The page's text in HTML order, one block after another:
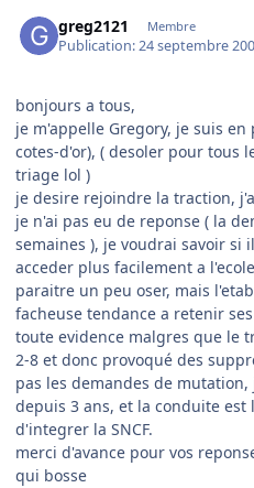
greg2121 Membre
Publication:24 septembre
bonjours a tous,
je m'appelle Gregory, je suis en
cotes-d'or), ( desoler pour tous
triage lol )
je desire rejoindre la traction,
je n'ai pas eu de reponse ( la
semaines ), je voudrai savoir si
acceder plus facilement a
paraitre un peu oser, mais
facheuse tendance a retenir
toute evidence malgres que le
2-8 et donc provoqué des
pas les demandes de mutation,
depuis 3 ans, et la conduite
d'integrer la SNCF.
merci d'avance pour vos
qui bosse